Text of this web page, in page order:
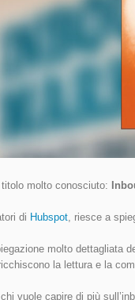
molto conosciuto:
di Hubspot, riesce a
molto dettagliata
la lettura e la
vuole capire di più